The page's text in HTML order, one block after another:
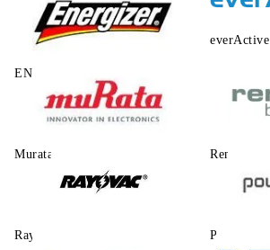
ENERGIZER
everActive
Murata Renata
Rayovac Power One